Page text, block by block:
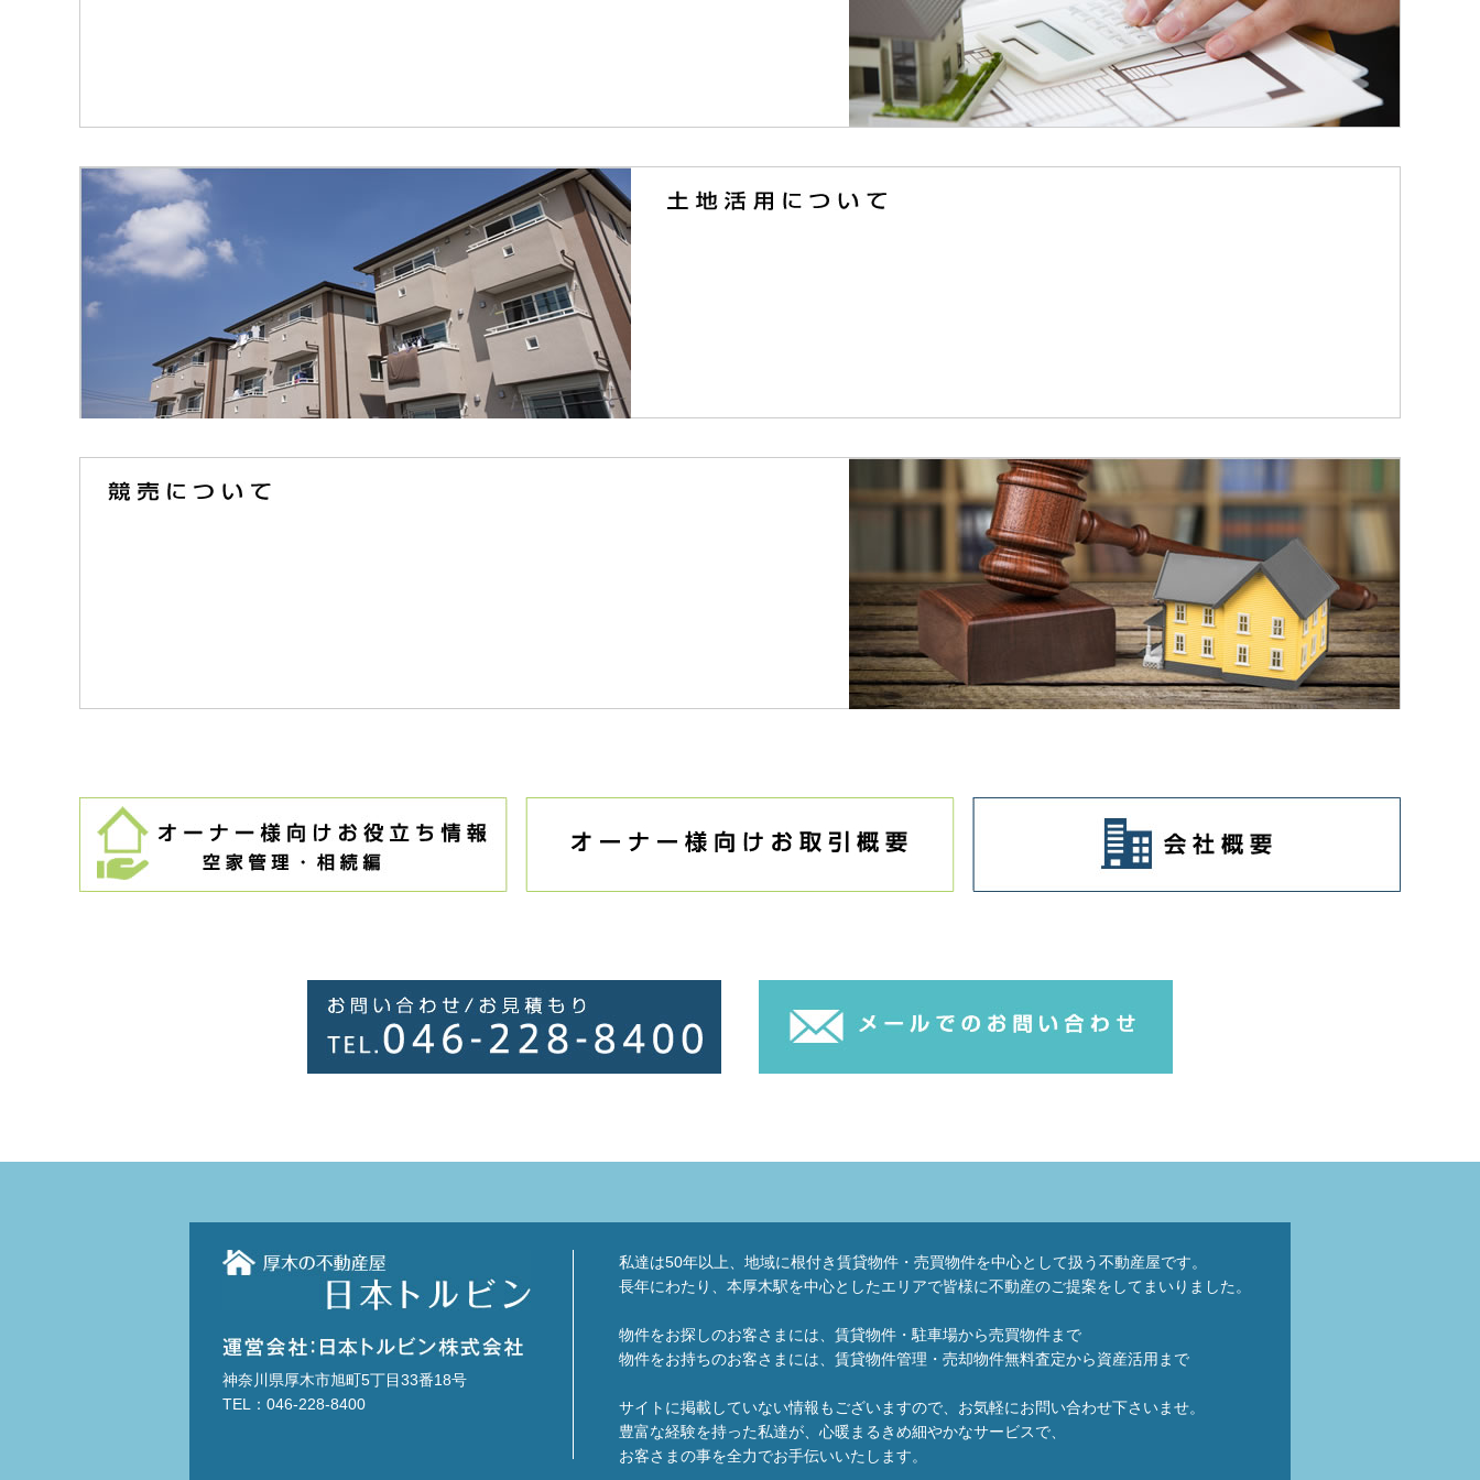
神奈川県厚木市旭町5丁目33番18号
TEL：046-228-8400
私達は50年以上、地域に根付き賃貸物件・売買物件を中心として扱う不動産屋です。
長年にわたり、本厚木駅を中心としたエリアで皆様に不動産のご提案をしてまいりました。
物件をお探しのお客さまには、賃貸物件・駐車場から売買物件まで
物件をお持ちのお客さまには、賃貸物件管理・売却物件無料査定から資産活用まで
サイトに掲載していない情報もございますので、お気軽にお問い合わせ下さいませ。
豊富な経験を持った私達が、心暖まるきめ細やかなサービスで、
お客さまの事を全力でお手伝いいたします。